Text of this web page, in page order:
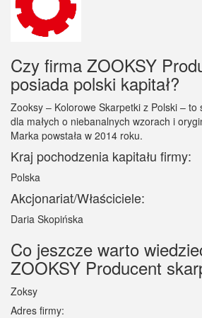
Czy firma ZOOKSY
posiada polski kapitał?
Zooksy – Kolorowe Skarpetki z Polski – to
dla małych o niebanalnych wzorach i
Marka powstała w 2014 roku.
Kraj pochodzenia kapitału firmy:
Polska
Akcjonariat/Właściciele:
Daria Skopińska
Co jeszcze warto
ZOOKSY Producent
Zoksy
Adres firmy: